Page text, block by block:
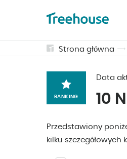
Strona główna
RANKING
Data
10
Przedstawiony
kilku szczegółowych